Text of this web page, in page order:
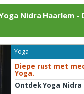
Nidra Haarlem -
Yoga
Diepe rust met
Yoga.
Ontdek Yoga Nidra